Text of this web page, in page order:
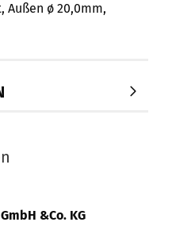
ø 20,0mm,
&Co. KG